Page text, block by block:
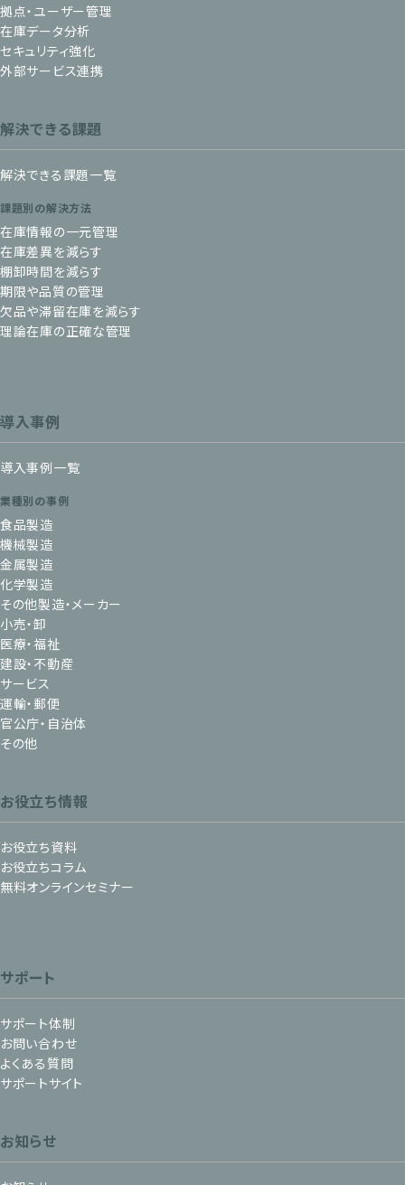
拠点・ユーザー管理
在庫データ分析
セキュリティ強化
外部サービス連携
解決できる課題
解決できる課題一覧
課題別の解決方法
在庫情報の一元管理
在庫差異を減らす
棚卸時間を減らす
期限や品質の管理
欠品や滞留在庫を減らす
理論在庫の正確な管理
導入事例
導入事例一覧
業種別の事例
食品製造
機械製造
金属製造
化学製造
その他製造・メーカー
小売・卸
医療・福祉
建設・不動産
サービス
運輸・郵便
官公庁・自治体
その他
お役立ち情報
お役立ち資料
お役立ちコラム
無料オンラインセミナー
サポート
サポート体制
お問い合わせ
よくある質問
サポートサイト
お知らせ